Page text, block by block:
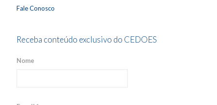
Fale Conosco
Receba conteúdo exclusivo do CEDOES
Nome